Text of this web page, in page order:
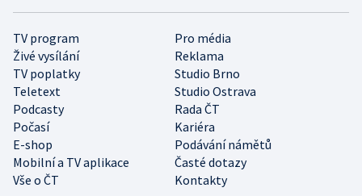
TV program
Pro média
Živé vysílání
Reklama
TV poplatky
Studio Brno
Teletext
Studio Ostrava
Podcasty
Rada ČT
Počasí
Kariéra
E-shop
Podávání námětů
Mobilní a TV aplikace
Časté dotazy
Vše o ČT
Kontakty